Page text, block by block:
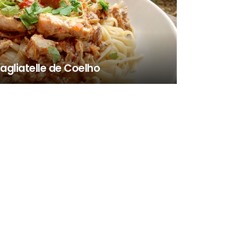
de Coelho